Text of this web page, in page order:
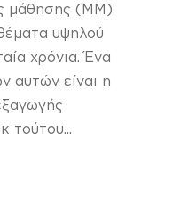
μάθησης (ΜΜ)
υψηλού
χρόνια. Ένα
αυτών είναι η
τούτου...